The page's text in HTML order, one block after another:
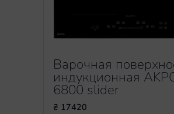
Варочная
индукционная
6800 slider
₴ 17420